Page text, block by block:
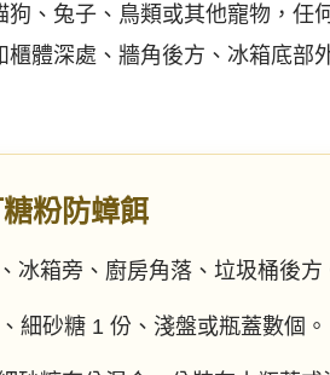
狗、兔子、鳥類或其他寵物，任
櫃體深處、牆角後方、冰箱底部
粉防蟑餌
冰箱旁、廚房角落、垃圾桶後方
細砂糖 1 份、淺盤或瓶蓋數個。